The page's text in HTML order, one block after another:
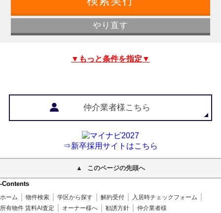
▼もっと条件を指定▼
仲介業者様こちら
⇒新卒採用サイトはこちら
このページの先頭へ
-Contents
ホーム 物件検索 学区から探す 解約受付
入居時チェックフォーム
所有物件 賃料AI査定
オーナー様へ 勧誘方針 仲介業者様